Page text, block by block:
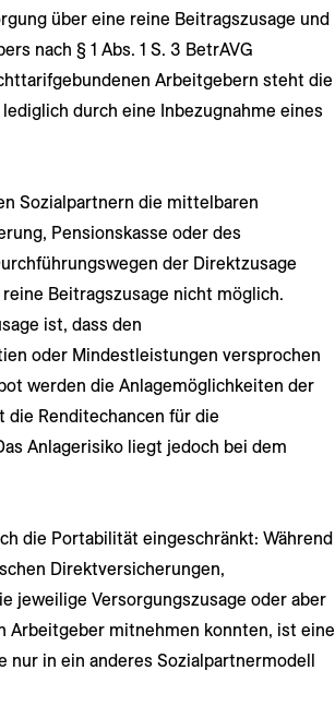
über eine reine Beitragszusage und
nach § 1 Abs. 1 S. 3 BetrAVG
Arbeitgebern steht die
durch eine Inbezugnahme eines
Sozialpartnern die mittelbaren
Pensionskasse oder des
der Direktzusage
Beitragszusage nicht möglich.
ist, dass den
oder Mindestleistungen versprochen
werden die Anlagemöglichkeiten der
Renditechancen für die
Anlagerisiko liegt jedoch bei dem
die Portabilität eingeschränkt: Während
Direktversicherungen,
jeweilige Versorgungszusage oder aber
Arbeitgeber mitnehmen konnten, ist eine
nur in ein anderes Sozialpartnermodell